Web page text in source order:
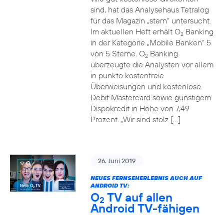
sind, hat das Analysehaus Tetralog
für das Magazin „stern“ untersucht.
Im aktuellen Heft erhält O2Banking
in der Kategorie „Mobile Banken“ 5
von 5 Sterne. O2Banking
überzeugte die Analysten vor allem
in punkto kostenfreie
Überweisungen und kostenlose
Debit Mastercard sowie günstigem
Dispokredit in Höhe von 7,49
Prozent. „Wir sind stolz […]
26. Juni 2019
NEUES FERNSEHERLEBNIS AUCH AUF
ANDROID TV:
O2 TV auf allen
Android TV-fähigen